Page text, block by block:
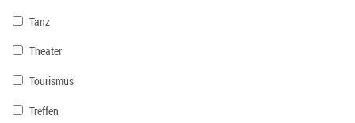
Tanz
Theater
Tourismus
Treffen